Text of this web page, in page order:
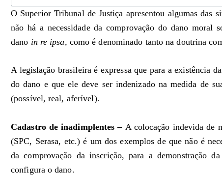
O Superior Tribunal de Justiça apresentou algumas das
não há a necessidade da comprovação do dano
dano in re ipsa, como é denominado tanto na doutrina
A legislação brasileira é expressa que para a existência
do dano e que ele deve ser indenizado na medida de
(possível, real, aferível).
Cadastro de inadimplentes –A colocação indevida de
(SPC, Serasa, etc.) é um dos exemplos de que não é
da comprovação da inscrição, para a demonstração
configura o dano.